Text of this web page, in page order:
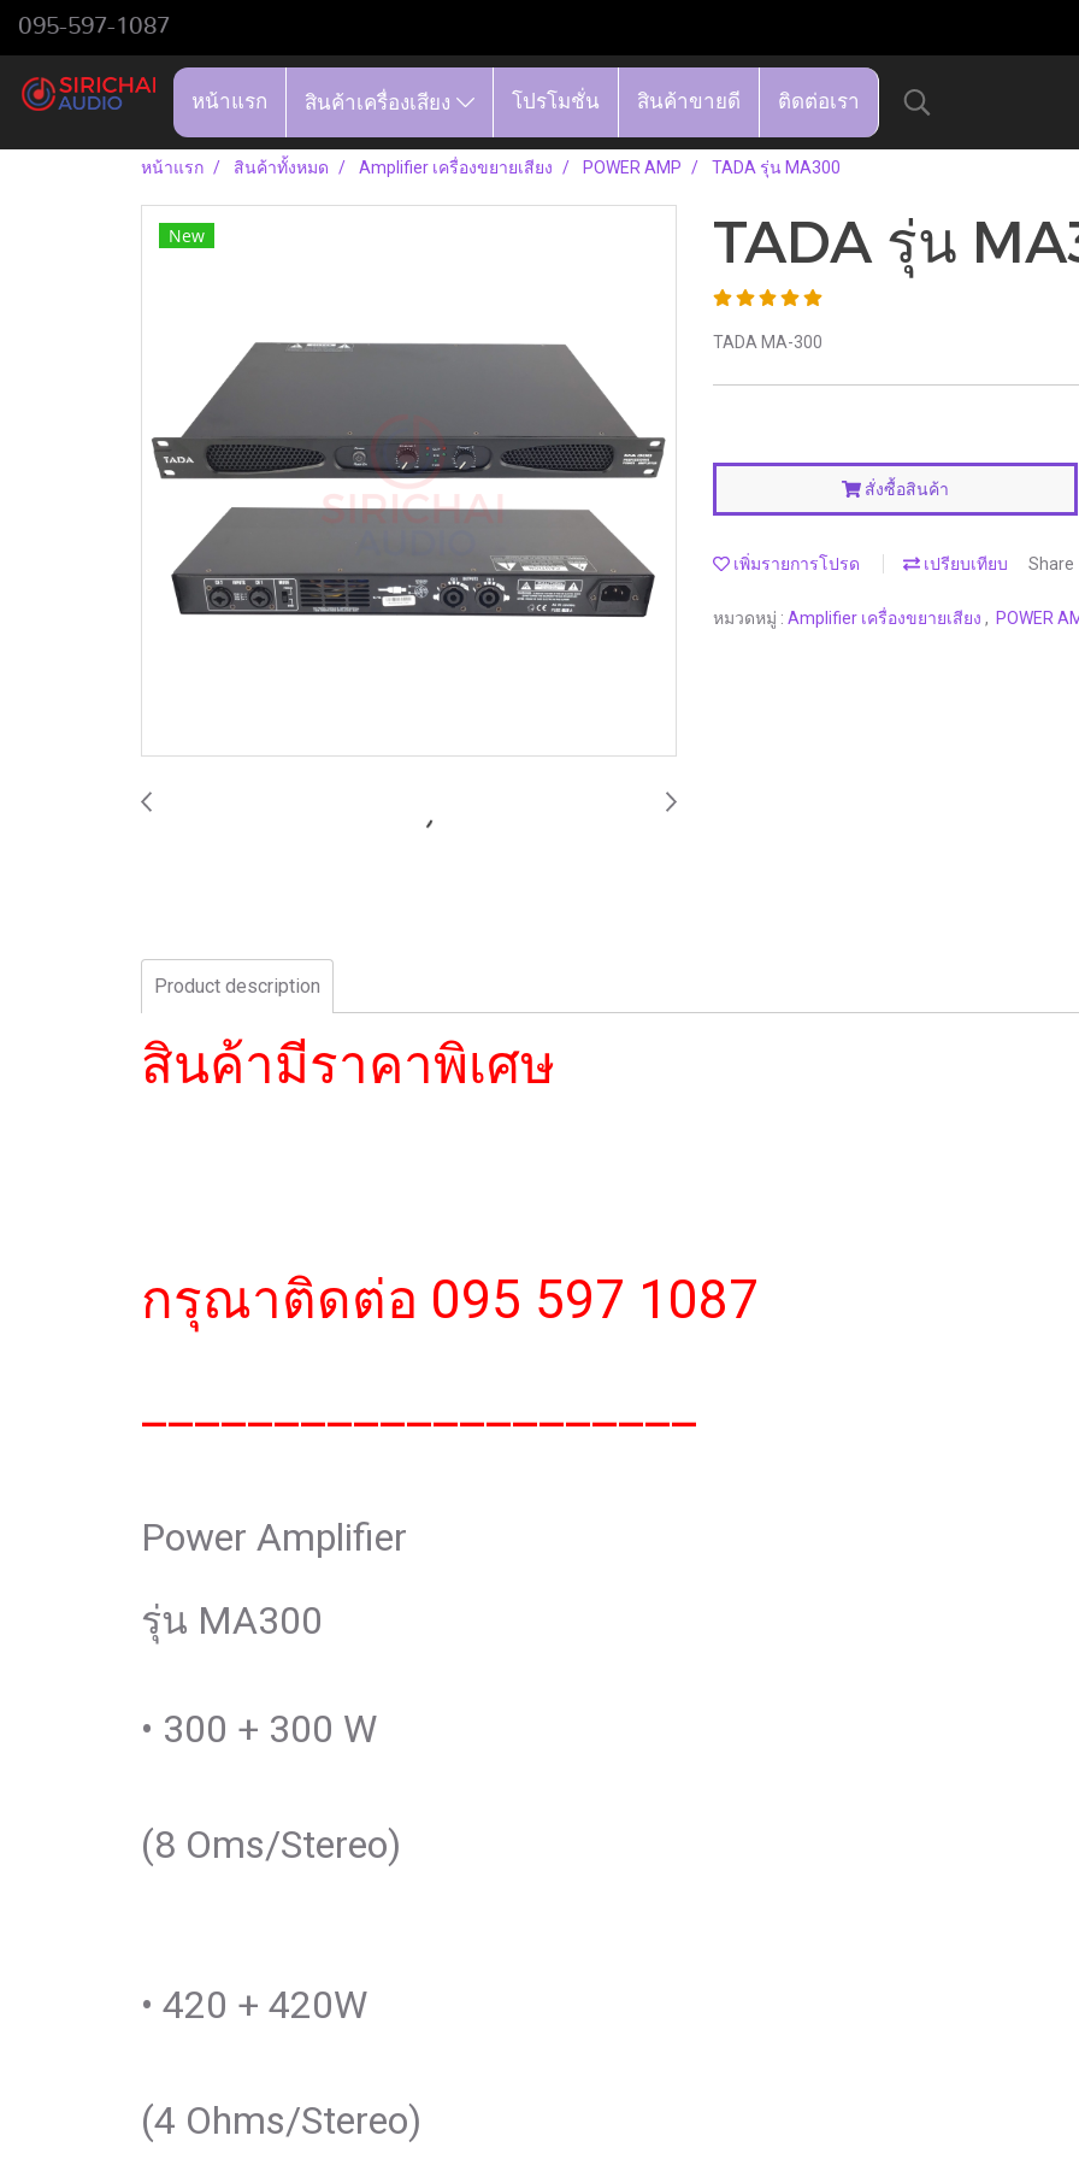
095-597-1087
หน้าแรก สินค้าเครื่องเสียง โปรโมชั่น สินค้าขายดี ติดต่อเรา
หน้าแรก สินค้าทั้งหมด Amplifier เครื่องขยายเสียง POWER AMP TADA รุ่น MA300
New TADA รุ่น
TADA MA-300
สั่งซื้อสินค้า
เพิ่มรายการโปรด เปรียบเทียบ Share
หมวดหมู่ : Amplifier เครื่องขยายเสียง , POWER
Product description
สินค้ามีราคาพิเศษ
กรุณาติดต่อ 095 597 1087
_____________________
Power Amplifier
รุ่น MA300
• 300 + 300 W
(8 Oms/Stereo)
• 420 + 420W
(4 Ohms/Stereo)